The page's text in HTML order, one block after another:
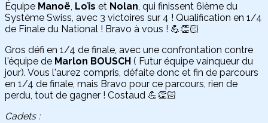
Équipe Manoë, Loïs et Nolan, qui finissent 6ième du
Système Swiss, avec 3 victoires sur 4 ! Qualification en 1/4
de Finale du National ! Bravo à vous ! 💪👏🏻
Gros défi en 1/4 de finale, avec une confrontation contre
l'équipe de Marlon BOUSCH ( Futur équipe vainqueur du
jour). Vous l'aurez compris, défaite donc et fin de parcours
en 1/4 de finale, mais Bravo pour ce parcours, rien de
perdu, tout de gagner ! Costaud 💪👏🏻
Cadets :